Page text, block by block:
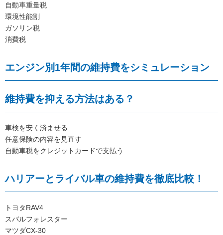
自動車重量税
環境性能割
ガソリン税
消費税
エンジン別1年間の維持費をシミュレーション
維持費を抑える方法はある？
車検を安く済ませる
任意保険の内容を見直す
自動車税をクレジットカードで支払う
ハリアーとライバル車の維持費を徹底比較！
トヨタRAV4
スバルフォレスター
マツダCX-30